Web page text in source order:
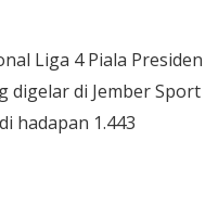
Liga 4 Piala Presiden
digelar di Jember Sport
hadapan 1.443